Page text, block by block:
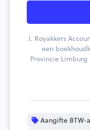
J. Royakkers
een
Provincie Limburg
Aangifte